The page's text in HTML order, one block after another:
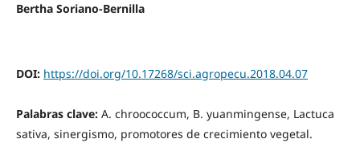
Bertha Soriano-Bernilla
DOI: https://doi.org/10.17268/sci.agropecu.2018.04.07
Palabras clave: A. chroococcum, B. yuanmingense, Lactuca
sativa, sinergismo, promotores de crecimiento vegetal.